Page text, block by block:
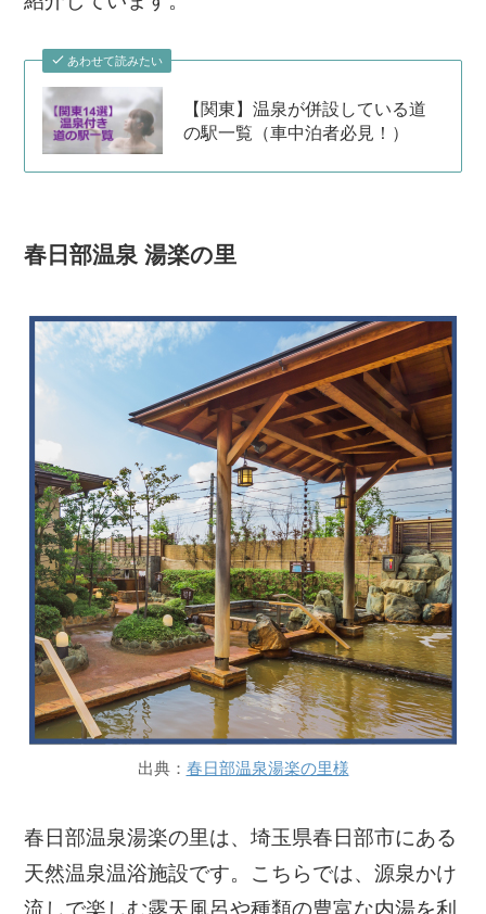
あわせて読みたい
【関東】温泉が併設している道
の駅一覧（車中泊者必見！）
春日部温泉 湯楽の里
出典： 春日部温泉湯楽の里様
春日部温泉湯楽の里は、埼玉県春日部市にある
天然温泉温浴施設です。こちらでは、源泉かけ